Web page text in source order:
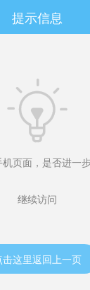
提示信息

页面，是否进一
继续访问
击这里返回上一页